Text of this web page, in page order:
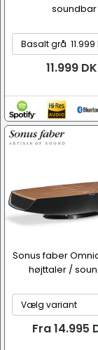
soundbar
11.999
Sonus faber
højttaler /
Fra 14.995